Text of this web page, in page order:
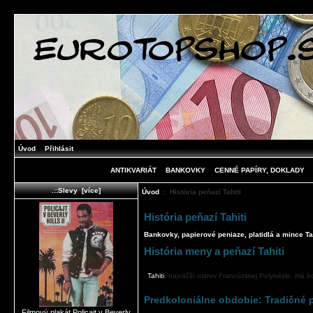
Úvod Přihlásit
ANTIKVARIÁT BANKOVKY CENNÉ PAPÍRY, DOKLADY
.::Slevy [více] Úvod:: História peňazí Tahiti
História peňazí Tahiti
Bankovky, papierové peniaze, platidlá a mince
História meny a peňazí Tahiti
Tahiti , najväčší ostrov Francúzskej Polynézie, má
Predkoloniálne obdobie: Tradičné